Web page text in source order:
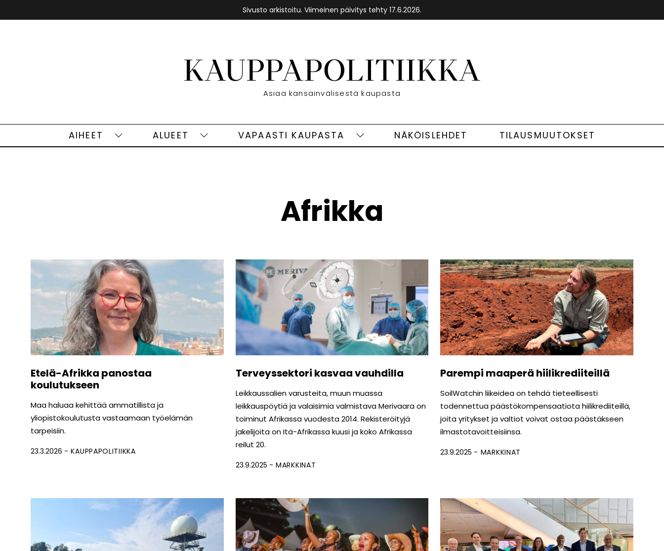
Sivusto arkistoitu. Viimeinen päivitys tehty 17.6.2026.
Etusivu
Asiaa kansainvälisestä kaupasta
AIHEET
Aiheet
ALUEET
Alueet
VAPAASTI KAUPASTA
VapaastiNÄKÖISLEHDET TILAUSMUUTOKSET
Afrikka
Etelä-Afrikka panostaa
koulutukseen
Maa haluaa kehittää ammatillista ja
yliopistokoulutusta vastaamaan työelämän
tarpeisiin.
23.3.2026 KAUPPAPOLITIIKKA
Terveyssektori kasvaa vauhdilla
Leikkaussalien varusteita, muun muassa
leikkauspöytiä ja valai­simia valmistava Merivaara on
toiminut Afrikassa vuodesta 2014. Rekisteröityjä
jakelijoita on Itä-Afrikassa kuusi ja koko Afrikassa
reilut 20.
23.9.2025 MARKKINAT
Parempi maaperä hiilikrediiteillä
SoilWatchin liikeidea on tehdä tieteellisesti
todennettua päästökompensaatiota hiilikrediiteillä,
joita yritykset ja valtiot voivat ostaa päästäkseen
ilmastotavoitteisiinsa.
23.9.2025 MARKKINAT